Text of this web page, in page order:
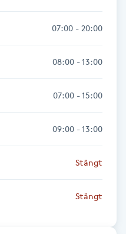
07:00 - 20:00
08:00 - 13:00
07:00 - 15:00
09:00 - 13:00
Stängt
Stängt